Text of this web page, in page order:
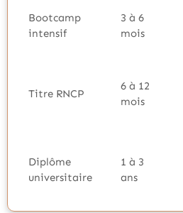
Bootcamp
intensif
3 à 6
mois
Titre RNCP
6 à 12
mois
Diplôme
universitaire
1 à 3
ans